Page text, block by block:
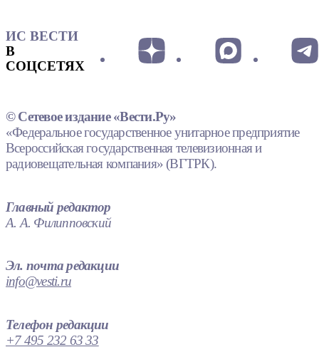
ИС ВЕСТИ
В
СОЦСЕТЯХ
© Сетевое издание «Вести.Ру»
«Федеральное государственное унитарное предприятие
Всероссийская государственная телевизионная и
радиовещательная компания» (ВГТРК).
Главный редактор
А. А. Филипповский
Эл. почта редакции
info@vesti.ru
Телефон редакции
+7 495 232 63 33